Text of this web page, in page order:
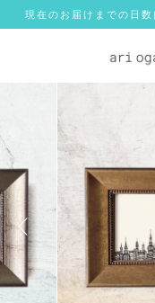
現在のお届けまでの日